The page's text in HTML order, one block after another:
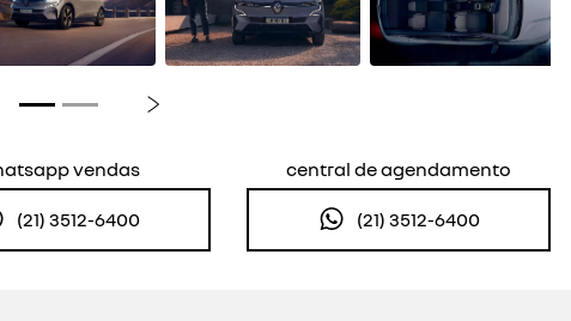
Próximo
vendas
(21) 3512-6400
central de agendamento
(21) 3512-6400